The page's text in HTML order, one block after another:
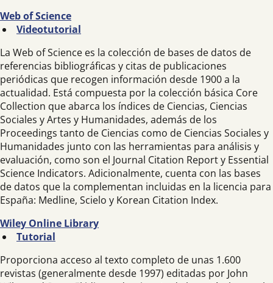
Web of Science
Videotutorial
La Web of Science es la colección de bases de datos de
referencias bibliográficas y citas de publicaciones
periódicas que recogen información desde 1900 a la
actualidad. Está compuesta por la colección básica Core
Collection que abarca los índices de Ciencias, Ciencias
Sociales y Artes y Humanidades, además de los
Proceedings tanto de Ciencias como de Ciencias Sociales y
Humanidades junto con las herramientas para análisis y
evaluación, como son el Journal Citation Report y Essential
Science Indicators. Adicionalmente, cuenta con las bases
de datos que la complementan incluidas en la licencia para
España: Medline, Scielo y Korean Citation Index.
Wiley Online Library
Tutorial
Proporciona acceso al texto completo de unas 1.600
revistas (generalmente desde 1997) editadas por John